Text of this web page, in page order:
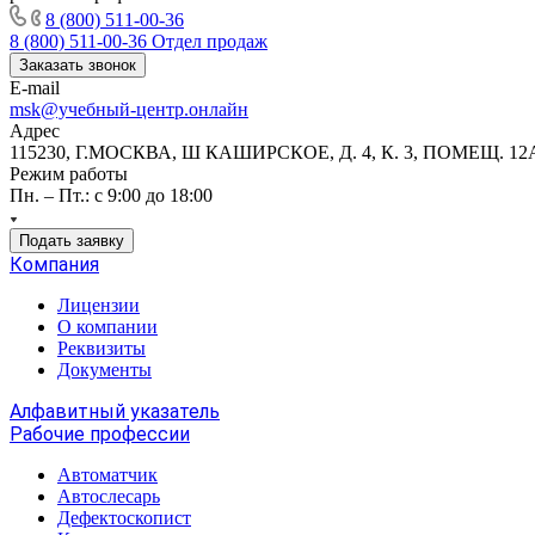
8 (800) 511-00-36
8 (800) 511-00-36 Отдел продаж
Заказать звонок
E-mail
msk@учебный-центр.онлайн
Адрес
115230, Г.МОСКВА, Ш КАШИРСКОЕ, Д. 4, К. 3, ПОМЕЩ.
Режим работы
Пн. – Пт.: с 9:00 до 18:00
Подать заявку
Компания
Лицензии
О компании
Реквизиты
Документы
Алфавитный указатель
Рабочие профессии
Автоматчик
Автослесарь
Дефектоскопист